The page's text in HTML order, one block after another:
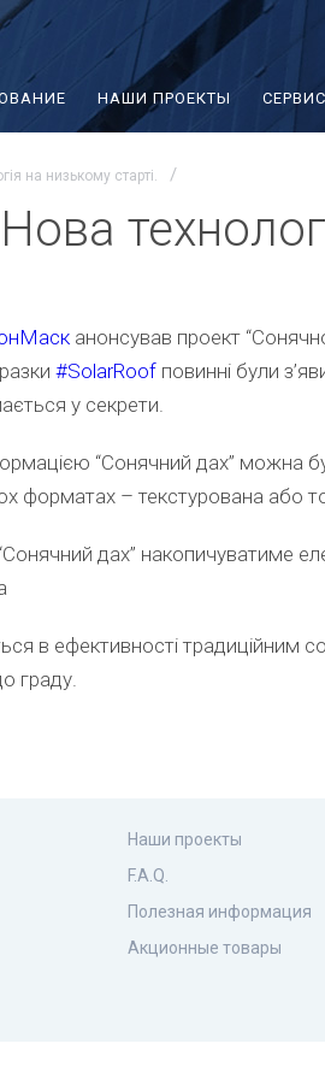
НАШИ ПРОЕКТЫ
на низькому старті.
анонсував проект
#SolarRoof повинні були
у секрети.
“Сонячний дах” можна
форматах – текстурована або
дах” накопичуватиме
в ефективності традиційним
граду.
Наши проекты
F.A.Q.
Полезная информация
Акционные товары